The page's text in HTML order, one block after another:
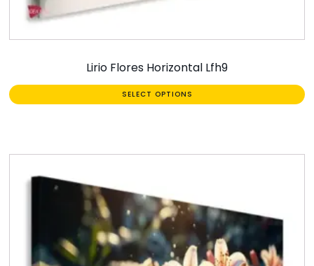
Lirio Flores Horizontal Lfh9
SELECT OPTIONS